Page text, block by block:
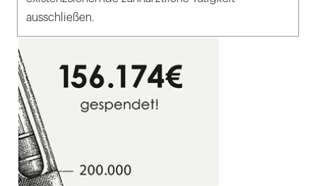
ausschließen.